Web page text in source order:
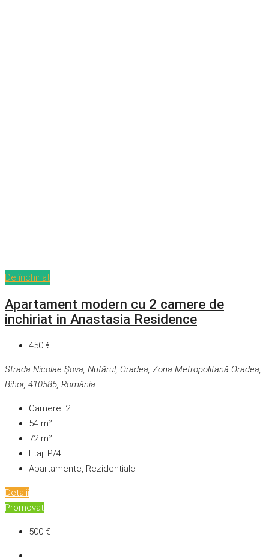
De închiriat
Apartament modern cu 2 camere de
inchiriat in Anastasia Residence
450 €
Strada Nicolae Șova, Nufărul, Oradea, Zona Metropolitană Oradea,
Bihor, 410585, România
Camere: 2
54 m²
72m²
Etaj: P/4
Apartamente, Rezidențiale
Detalii
Promovat
500 €